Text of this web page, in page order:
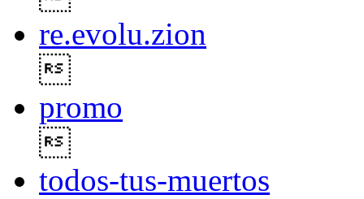
re.evolu.zion
promo
todos-tus-muertos